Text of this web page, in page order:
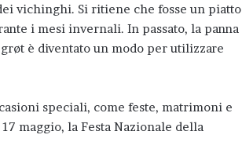
vichinghi. Si ritiene che fosse un piatto
i mesi invernali. In passato, la panna
è diventato un modo per utilizzare
speciali, come feste, matrimoni e
maggio, la Festa Nazionale della